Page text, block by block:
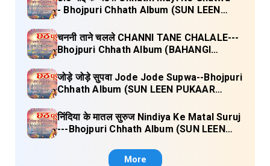
- Bhojpuri Chhath Album (SUN LEEN
Lyrics
चननी ताने चलले CHANNI TANE CHALALE---
Bhojpuri Chhath Album (BAHANGI
जोड़े जोड़े सुपवा Jode Jode Supwa--Bhojpuri
Chhath Album (SUN LEEN PUKAAR
निंदिया के मातल सुरुज Nindiya Ke Matal Suruj
---Bhojpuri Chhath Album (SUN LEEN
More